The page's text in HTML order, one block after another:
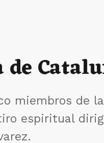
miembros de
espiritual